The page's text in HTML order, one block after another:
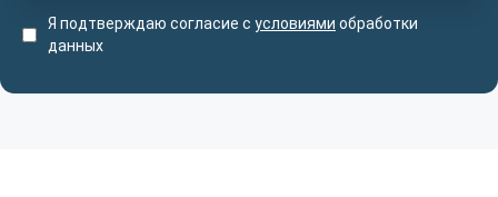
Я подтверждаю согласие с условиями обработки
данных